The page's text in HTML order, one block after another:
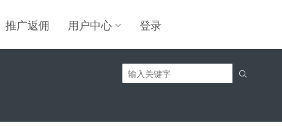
推广返佣 用户中心 登录
